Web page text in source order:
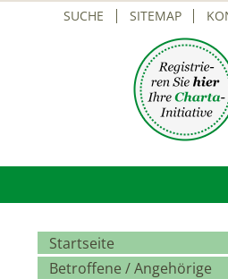
SUCHE SITEMAP
Navigation
überspringen
Startseite
Betroffene / Angehörige